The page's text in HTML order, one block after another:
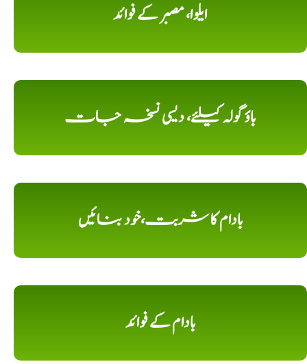
ایلوا، مصبر کے فوائد
باؤ گولہ کیلئے، دیسی نسخہ جات
بادام کا شربت،خود بنائیں
بادام کے فوائد